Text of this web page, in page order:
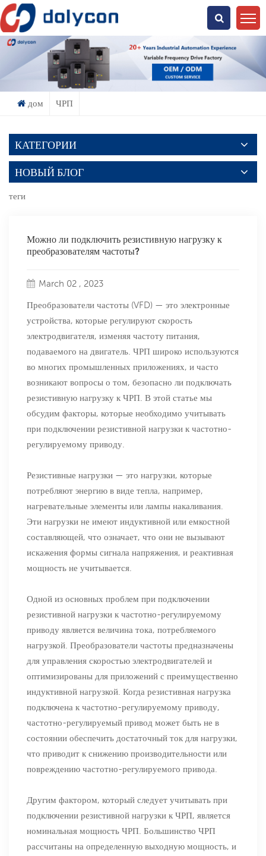
Что Ты Ищешь?
дом ЧРП
КАТЕГОРИИ
НОВЫЙ БЛОГ
теги
Можно ли подключить резистивную нагрузку к
преобразователям частоты?
March 02 , 2023
Преобразователи частоты (VFD) — это электронные
устройства, которые регулируют скорость
электродвигателя, изменяя частоту питания,
подаваемого на двигатель. ЧРП широко используются
во многих промышленных приложениях, и часто
возникают вопросы о том, безопасно ли подключать
резистивную нагрузку к ЧРП. В этой статье мы
обсудим факторы, которые необходимо учитывать
при подключении резистивной нагрузки к частотно-
регулируемому приводу.
Резистивные нагрузки — это нагрузки, которые
потребляют энергию в виде тепла, например,
нагревательные элементы или лампы накаливания.
Эти нагрузки не имеют индуктивной или емкостной
составляющей, что означает, что они не вызывают
искажения формы сигнала напряжения, и реактивная
мощность не учитывается.
Одной из основных проблем при подключении
резистивной нагрузки к частотно-регулируемому
приводу является величина тока, потребляемого
нагрузкой. Преобразователи частоты предназначены
для управления скоростью электродвигателей и
оптимизированы для приложений с преимущественно
индуктивной нагрузкой. Когда резистивная нагрузка
подключена к частотно-регулируемому приводу,
частотно-регулируемый привод может быть не в
состоянии обеспечить достаточный ток для нагрузки,
что приводит к снижению производительности или
повреждению частотно-регулируемого привода.
Другим фактором, который следует учитывать при
подключении резистивной нагрузки к ЧРП, является
номинальная мощность ЧРП. Большинство ЧРП
рассчитаны на определенную выходную мощность, и